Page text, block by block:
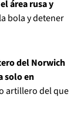
área rusa y
bola y detener
del Norwich
solo en
artillero del que